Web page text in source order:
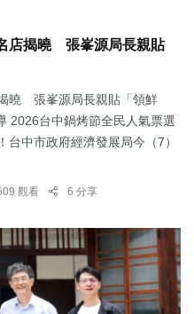
店揭曉 張峯源局長親貼
曉 張峯源局長親貼「領鮮
2026台中鍋烤節全民人氣票選
中市政府經濟發展局今（7）
觀看 6 分享